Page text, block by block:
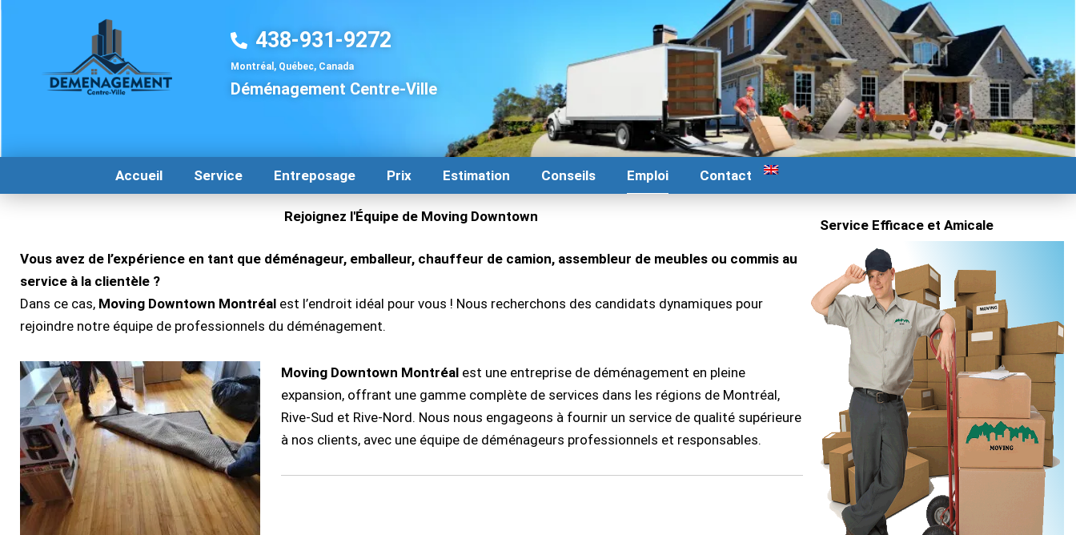
Aller
438-931-9272
Montréal, Québec, Canada
Déménagement Centre-Ville
Accueil Service Entreposage Prix Estimation Conseils Emploi Contact
Rejoignez l'Équipe de Moving Downtown
Vous avez de l’expérience en tant que déménageur, emballeur, chauffeur de camion, assembleur de meubles ou commis au
service à la clientèle ?
Dans ce cas, Moving Downtown Montréal est l’endroit idéal pour vous ! Nous recherchons des candidats dynamiques pour
rejoindre notre équipe de professionnels du déménagement.
Moving Downtown Montréalest une entreprise de déménagement en pleine
expansion, offrant une gamme complète de services dans les régions de Montréal,
Rive-Sud et Rive-Nord. Nous nous engageons à fournir un service de qualité supérieure
à nos clients, avec une équipe de déménageurs professionnels et responsables.
Service Efficace et Amicale